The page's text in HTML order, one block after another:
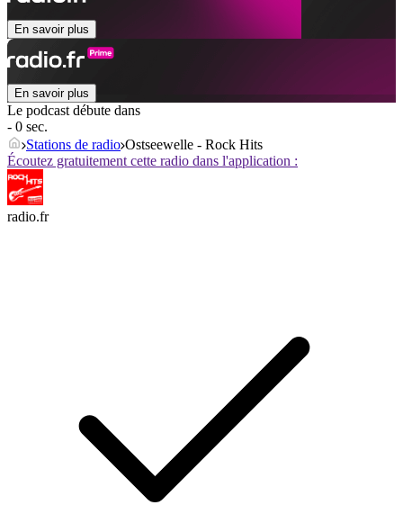
En savoir plus
En savoir plus
Le podcast débute dans
- 0 sec.
Stations de radio Ostseewelle - Rock Hits
Écoutez gratuitement cette radio dans l'application :
radio.fr